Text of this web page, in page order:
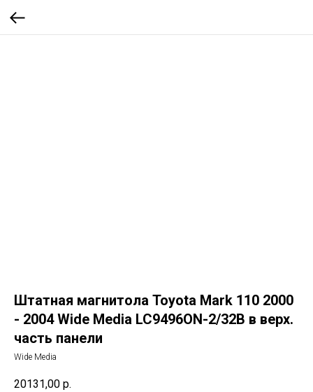
Штатная магнитола Toyota Mark 110 2000
- 2004 Wide Media LC9496ON-2/32B в верх.
часть панели
Wide Media
20131,00 р.